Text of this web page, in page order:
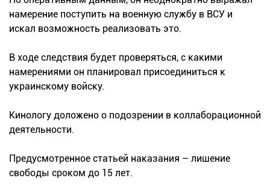
намерение поступить на военную службу в ВСУ и
искал возможность реализовать это.
В ходе следствия будет проверяться, с какими
намерениями он планировал присоединиться к
украинскому войску.
Кинологу доложено о подозрении в коллаборационной
деятельности.
Предусмотренное статьей наказания – лишение
свободы сроком до 15 лет.